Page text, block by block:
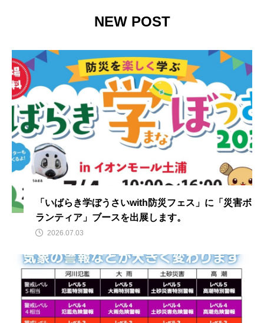
TAG LIST
タグをクリックしていただくと、タグトップページへ移動します。
イベント ボラセン 研修
茨城県外の災害ボランティア募集情報
バックナンバー ボランティア休暇
協定締結 災害ボランティア条例 高速道路
寄附金 寄付金 寄付金贈呈式
災害ボランティア
いばらき学ぼうさい 高校 ボランティア
アシスト瓦 ふれ愛広場 基金サポーターズ
寄附金贈呈式 出前講座
NEW POST
「いばらき学ぼうさいwith防災フェス」に「災害ボ
ランティア」ブースを出展します。
2026.07.03